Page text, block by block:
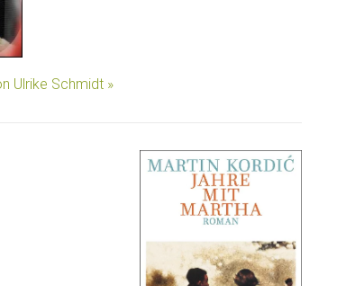
Ulrike Schmidt »